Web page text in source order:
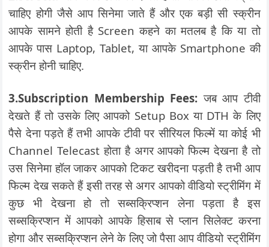
चाहिए होगी जैसे आप सिनेमा जाते हैं और एक बड़ी सी स्क्रीन
आपके सामने होती है Screen कहने का मतलब है कि या तो
आपके पास Laptop, Tablet, या आपके Smartphone की
स्क्रीन होनी चाहिए.
3.Subscription Membership Fees: जब आप टीवी
देखते हैं तो उसके लिए आपको Setup Box या DTH के लिए
पैसे देना पड़ते हैं तभी आपके टीवी पर सीरियल फिल्में या कोई भी
Channel Telecast होता है अगर आपको फिल्म देखना है तो
उस सिनेमा हॉल जाकर आपको टिकट खरीदना पड़ती है तभी आप
फिल्म देख सकते हैं इसी तरह से अगर आपको वीडियो स्ट्रीमिंग में
कुछ भी देखना हो तो सब्सक्रिप्शन लेना पड़ता है इस
सब्सक्रिप्शन में आपको आपके हिसाब से प्लान सिलेक्ट करना
होगा और सब्सक्रिप्शन लेने के लिए जो पैसा आप वीडियो स्ट्रीमिंग